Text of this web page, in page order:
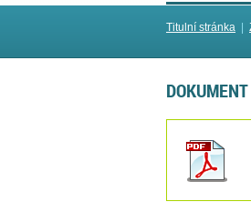
Titulní stránka